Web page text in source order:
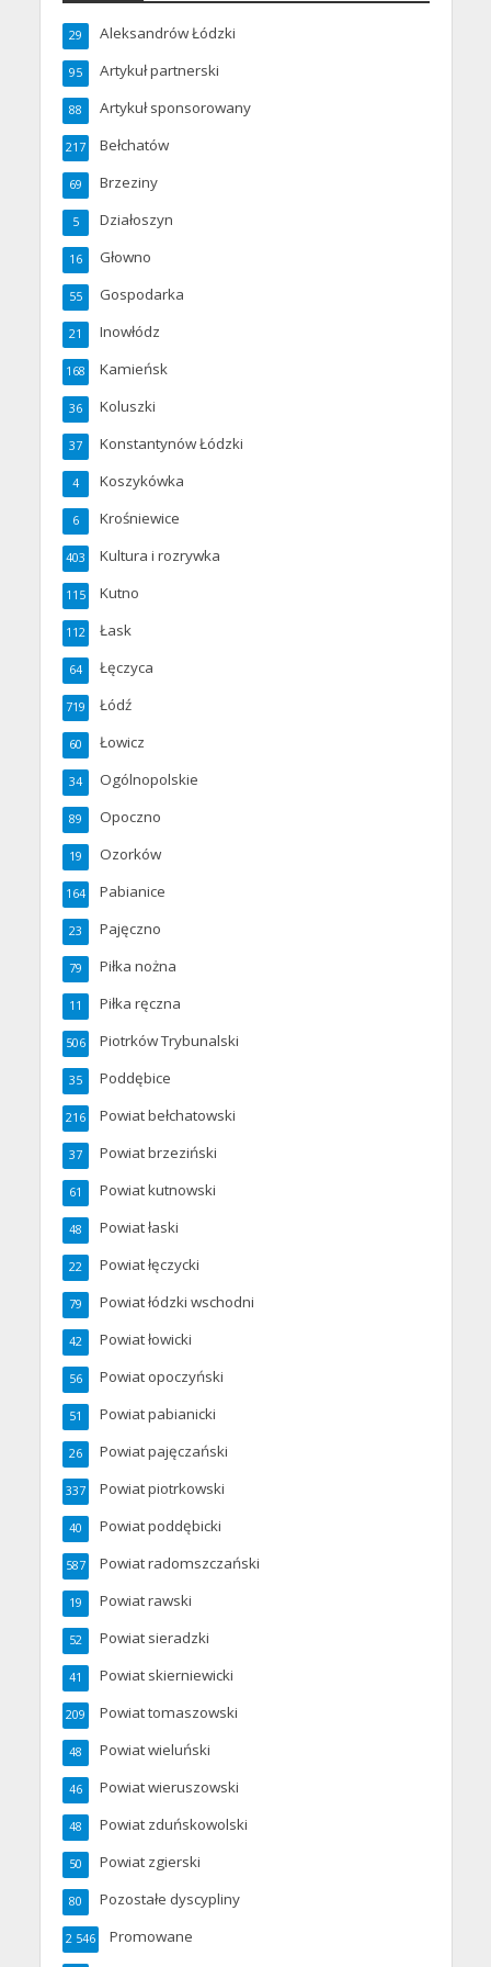
Aleksandrów Łódzki
29
Artykuł partnerski
95
Artykuł sponsorowany
88
Bełchatów
217
Brzeziny
69
Działoszyn
5
Głowno
16
Gospodarka
55
Inowłódz
21
Kamieńsk
168
Koluszki
36
Konstantynów Łódzki
37
Koszykówka
4
Krośniewice
6
Kultura i rozrywka
403
Kutno
115
Łask
112
Łęczyca
64
Łódź
719
Łowicz
60
Ogólnopolskie
34
Opoczno
89
Ozorków
19
Pabianice
164
Pajęczno
23
Piłka nożna
79
Piłka ręczna
11
Piotrków Trybunalski
506
Poddębice
35
Powiat bełchatowski
216
Powiat brzeziński
37
Powiat kutnowski
61
Powiat łaski
48
Powiat łęczycki
22
Powiat łódzki wschodni
79
Powiat łowicki
42
Powiat opoczyński
56
Powiat pabianicki
51
Powiat pajęczański
26
Powiat piotrkowski
337
Powiat poddębicki
40
Powiat radomszczański
587
Powiat rawski
19
Powiat sieradzki
52
Powiat skierniewicki
41
Powiat tomaszowski
209
Powiat wieluński
48
Powiat wieruszowski
46
Powiat zduńskowolski
48
Powiat zgierski
50
Pozostałe dyscypliny
80
Promowane
2 546